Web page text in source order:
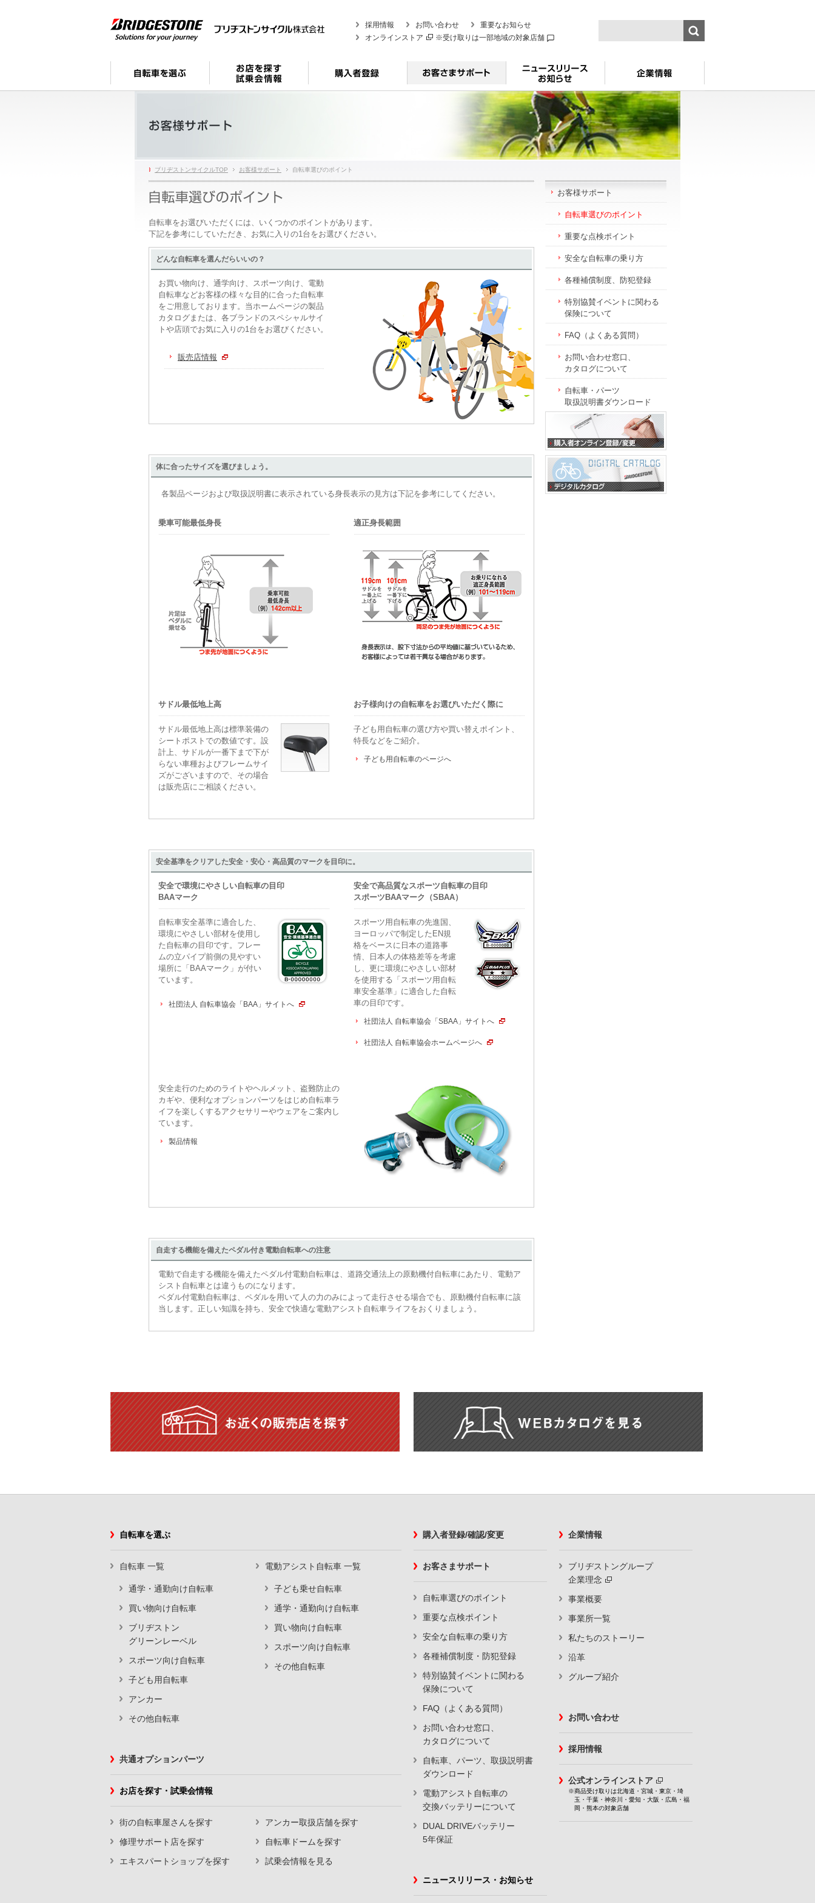
採用情報 お問い合わせ
重要なお知らせ
オンラインストア
※受け取りは一部地域の対象店舗
ブリヂストンサイクルTOP お客様サポート 自転車選びのポイント
自転車をお選びいただくには、いくつかのポイントがあります。
下記を参考にしていただき、お気に入りの1台をお選びください。
どんな自転車を選んだらいいの？
お買い物向け、通学向け、スポーツ向け、電動
自転車などお客様の様々な目的に合った自転車
をご用意しております。当ホームページの製品
カタログまたは、各ブランドのスペシャルサイ
トや店頭でお気に入りの1台をお選びください。
販売店情報
体に合ったサイズを選びましょう。
各製品ページおよび取扱説明書に表示されている身長表示の見方は下記を参考にしてください。
乗車可能最低身長 適正身長範囲
サドル最低地上高
サドル最低地上高は標準装備の
シートポストでの数値です。設
計上、サドルが一番下まで下が
らない車種およびフレームサイ
ズがございますので、その場合
は販売店にご相談ください。
お子様向けの自転車をお選びいただく際に
子ども用自転車の選び方や買い替えポイント、
特長などをご紹介。
子ども用自転車のページへ
安全基準をクリアした安全・安心・高品質のマークを目印に。
安全で環境にやさしい自転車の目印
BAAマーク
自転車安全基準に適合した、
環境にやさしい部材を使用し
た自転車の目印です。フレー
ムの立パイプ前側の見やすい
場所に「BAAマーク」が付い
ています。
社団法人 自転車協会「BAA」サイトへ
安全で高品質なスポーツ自転車の目印
スポーツBAAマーク（SBAA）
スポーツ用自転車の先進国、
ヨーロッパで制定したEN規
格をベースに日本の道路事
情、日本人の体格差等を考慮
し、更に環境にやさしい部材
を使用する「スポーツ用自転
車安全基準」に適合した自転
車の目印です。
社団法人 自転車協会「SBAA」サイトへ
社団法人 自転車協会ホームページへ
安全走行のためのライトやヘルメット、盗難防止の
カギや、便利なオプションパーツをはじめ自転車ラ
イフを楽しくするアクセサリーやウェアをご案内し
ています。
製品情報
自走する機能を備えたペダル付き電動自転車への注意
電動で自走する機能を備えたペダル付電動自転車は、道路交通法上の原動機付自転車にあたり、電動ア
シスト自転車とは違うものになります。
ペダル付電動自転車は、ペダルを用いて人の力のみによって走行させる場合でも、原動機付自転車に該
当します。正しい知識を持ち、安全で快適な電動アシスト自転車ライフをおくりましょう。
お客様サポート
自転車選びのポイント
重要な点検ポイント
安全な自転車の乗り方
各種補償制度、防犯登録
特別協賛イベントに関わる
保険について
FAQ（よくある質問）
お問い合わせ窓口、
カタログについて
自転車・パーツ
取扱説明書ダウンロード
自転車を選ぶ
自転車 一覧
通学・通勤向け自転車
買い物向け自転車
ブリヂストン
グリーンレーベル
スポーツ向け自転車
子ども用自転車
アンカー
その他自転車
電動アシスト自転車 一覧
子ども乗せ自転車
通学・通勤向け自転車
買い物向け自転車
スポーツ向け自転車
その他自転車
共通オプションパーツ
お店を探す・試乗会情報
街の自転車屋さんを探す
修理サポート店を探す
エキスパートショップを探す
アンカー取扱店舗を探す
自転車ドームを探す
試乗会情報を見る
購入者登録/確認/変更
お客さまサポート
自転車選びのポイント
重要な点検ポイント
安全な自転車の乗り方
各種補償制度・防犯登録
特別協賛イベントに関わる
保険について
FAQ（よくある質問）
お問い合わせ窓口、
カタログについて
自転車、パーツ、取扱説明書
ダウンロード
電動アシスト自転車の
交換バッテリーについて
DUAL DRIVEバッテリー
5年保証
ニュースリリース・お知らせ
企業情報
ブリヂストングループ
企業理念
事業概要
事業所一覧
私たちのストーリー
沿革
グループ紹介
お問い合わせ
採用情報
公式オンラインストア
※商品受け取りは北海道・宮城・東京・埼
玉・千葉・神奈川・愛知・大阪・広島・福
岡・熊本の対象店舗